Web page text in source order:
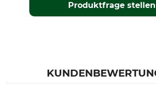
Produktfrage stellen